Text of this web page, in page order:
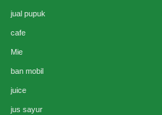
jual pupuk
cafe
Mie
ban mobil
juice
jus sayur